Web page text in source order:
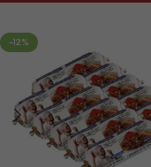
-12%